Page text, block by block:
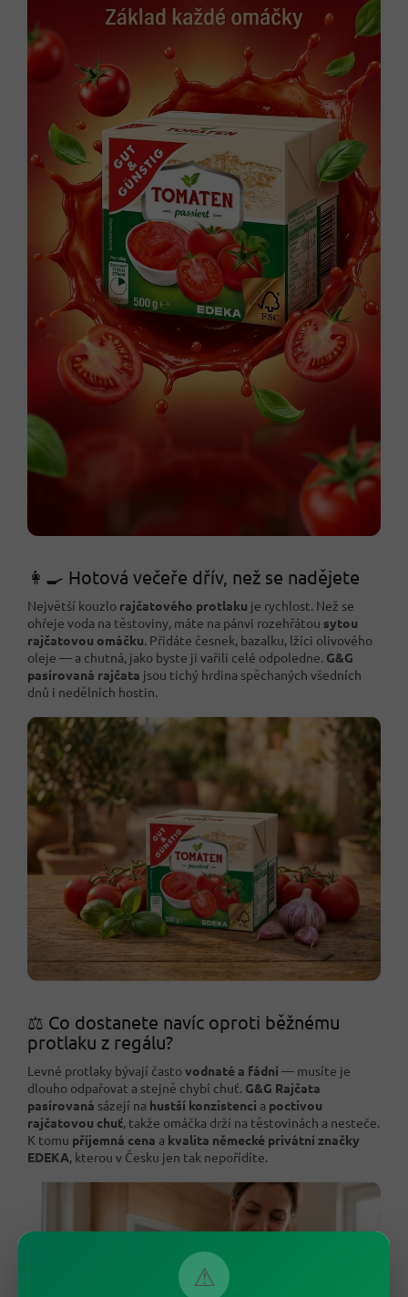
⚠
👩‍🍳 Hotová večeře dřív, než se nadějete
Největší kouzlo rajčatového protlaku je rychlost. Než se
ohřeje voda na těstoviny, máte na pánvi rozehřátou sytou
rajčatovou omáčku. Přidáte česnek, bazalku, lžíci olivového
oleje — a chutná, jako byste ji vařili celé odpoledne. G&G
pasírovaná rajčata jsou tichý hrdina spěchaných všedních
dnů i nedělních hostin.
⚖️ Co dostanete navíc oproti běžnému
protlaku z regálu?
Levné protlaky bývají častovodnaté a fádní — musíte je
dlouho odpařovat a stejně chybí chuť. G&G Rajčata
pasírovaná sázejí na hustší konzistenci a poctivou
rajčatovou chuť, takže omáčka drží na těstovinách a nesteče.
K tomu příjemná cena a kvalita německé privátní značky
EDEKA, kterou v Česku jen tak nepořídíte.